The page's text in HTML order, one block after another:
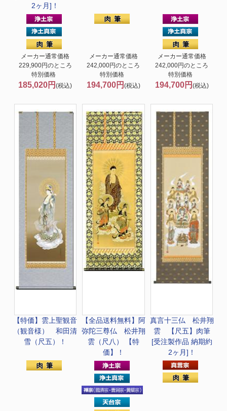
2ヶ月]！
メーカー通常価格
229,900円のところ
特別価格
185,020円(税込)
メーカー通常価格
242,000円のところ
特別価格
194,700円 (税込)
メーカー通常価格
242,000円のところ
特別価格
194,700円 (税込)
【特価】 雲上聖観音
（観音様） 和田清
雪（尺五）！
【全品送料無料】
阿
弥陀三尊仏 松井翔
雲（尺八） 【特
価】！
真言十三仏 松井翔
雲 【尺五】肉筆
[受注製作品 納期約
2ヶ月]！